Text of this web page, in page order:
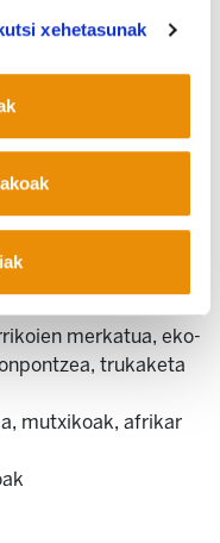
xehetasunak
goiti
hitzordua!
osatuak,
ezberdinetako
merkatua, eko-
trukaketa
mutxikoak, afrikar